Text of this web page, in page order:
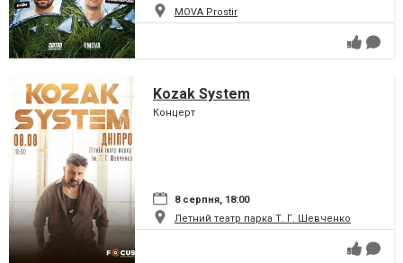
MOVA Рrostir
Kozak System
Концерт
8 серпня, 18:00
Летний театр парка Т. Г. Шевченко